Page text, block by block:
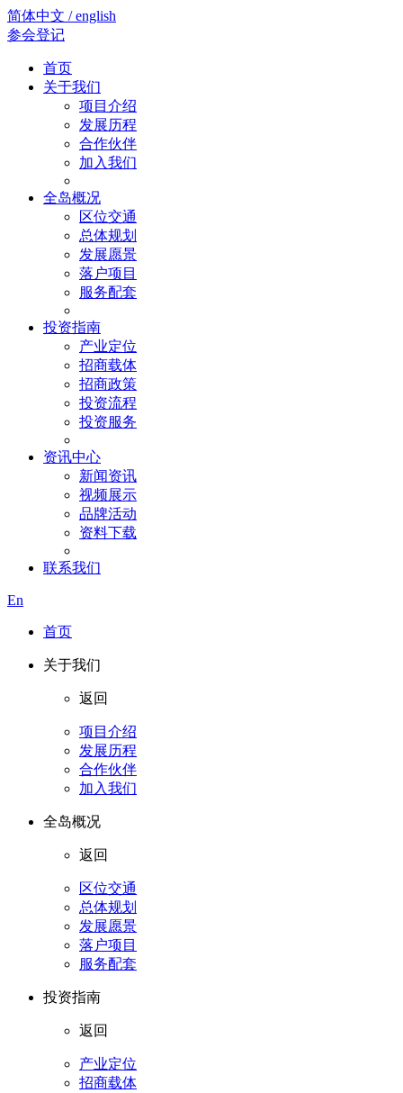
简体中文 / english
参会登记
首页
关于我们
项目介绍
发展历程
合作伙伴
加入我们
全岛概况
区位交通
总体规划
发展愿景
落户项目
服务配套
投资指南
产业定位
招商载体
招商政策
投资流程
投资服务
资讯中心
新闻资讯
视频展示
品牌活动
资料下载
联系我们
En
首页
关于我们
返回
项目介绍
发展历程
合作伙伴
加入我们
全岛概况
返回
区位交通
总体规划
发展愿景
落户项目
服务配套
投资指南
返回
产业定位
招商载体